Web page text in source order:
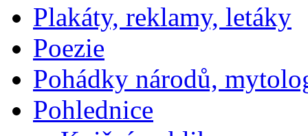
Plakáty, reklamy, letáky
Poezie
Pohádky národů,
Pohlednice